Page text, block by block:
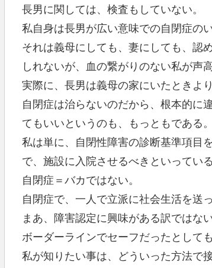
長男に関しては、検査もしていない。
私自身は長男が広い意味での自閉症の
それは義母にしても、妻にしても、認
しれないが、血の繋がりのない私が声
実際に、長男は義母の家にいたときよ
自閉症は治らないのだから、根本的に
てもいいというのも、もっともである。
私は単に、自閉性障害の診断基準項目
で、施設に入院させるべきといってい
自閉症＝バカではない。
自閉症で、一人で立派に社会生活を送
まあ、障害認定に興味がある訳ではない
ボーダーラインでセーフだったとして
私が知りたい事は、どういった方法で